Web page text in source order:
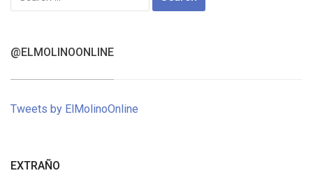
for:
@ELMOLINOONLINE
Tweets by ElMolinoOnline
EXTRAÑO